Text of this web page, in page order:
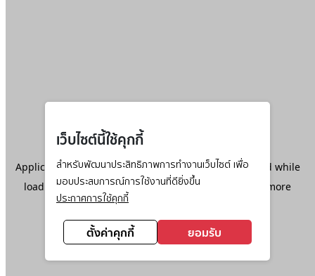
เว็บไซต์นี้ใช้คุกกี้
สำหรับพัฒนาประสิทธิภาพการทำงานเว็บไซต์ เพื่อ
มอบประสบการณ์การใช้งานที่ดียิ่งขึ้น
ประกาศการใช้คุกกี้
ตั้งค่าคุกกี้ ยอมรับ
Application error: aclient-side exception has occurred while
loadingwww.ktc.co.th(see the browser console
for more
information).